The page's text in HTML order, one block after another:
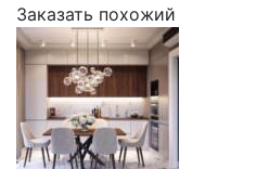
Заказать похожий